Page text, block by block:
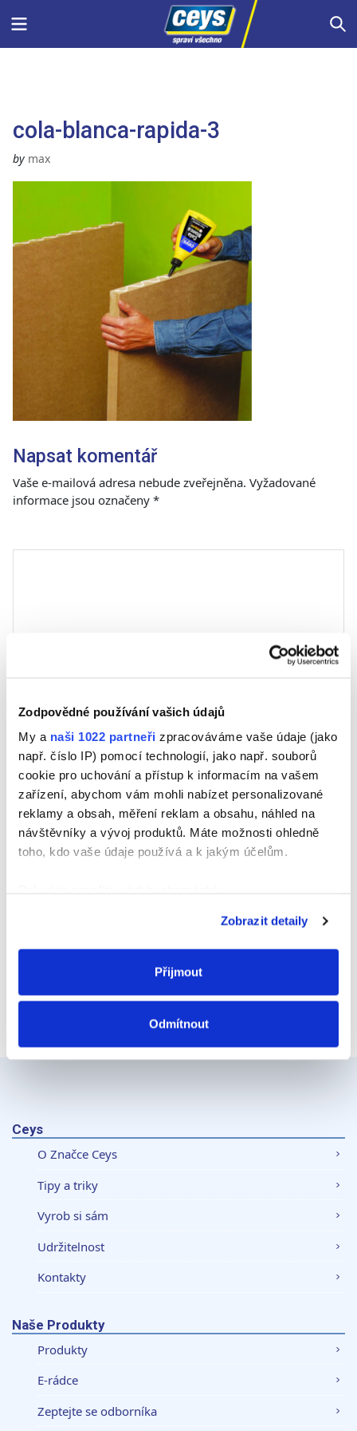
Zodpovědné používání vašich údajů
My a naši 1022 partneři zpracováváme vaše údaje (jako
např. číslo IP) pomocí technologií, jako např. souborů
cookie pro uchování a přístup k informacím na vašem
zařízení, abychom vám mohli nabízet personalizované
reklamy a obsah, měření reklam a obsahu, náhled na
návštěvníky a vývoj produktů. Máte možnosti ohledně
toho, kdo vaše údaje používá a k jakým účelům.
poloze, které mohou být přesné na několik metrů
Identifikovali vaše zařízení pomocí aktivního
skenování pro konkrétní charakteristiky (otisk prstu)
Zjistěte více o tom, jak zpracováváme vaše osobní
Svůj souhlas můžete kdykoliv změnit nebo odvolat v
části Prohlášení o souborech cookie.
soubory cookie. Informace o tom, jak náš web používáte,
analýzy. Partneři tyto údaje mohou zkombinovat s
dalšími informacemi, které jste jim poskytli nebo které
Zobrazit detaily
Přijmout
Odmítnout
Menu
cola-blanca-rapida-3
by max
Napsat komentář
Vaše e-mailová adresa nebude zveřejněna. Vyžadované
informace jsou označeny *
Jméno
E-mail
Ceys
O Značce Ceys
Tipy a triky
Vyrob si sám
Udržitelnost
Kontakty
Naše Produkty
Produkty
E-rádce
Zeptejte se odborníka